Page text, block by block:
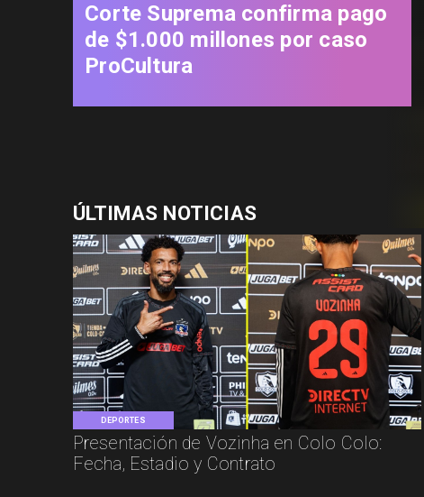
DEPORTES
Presentación de Vozinha en Colo Colo:
Fecha, Estadio y Contrato
Corte Suprema confirma pago
de $1.000 millones por caso
ProCultura
ÚLTIMAS NOTICIAS